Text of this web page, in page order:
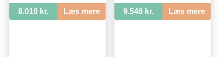
8.010 kr. Læs mere 9.546 kr. Læs mere